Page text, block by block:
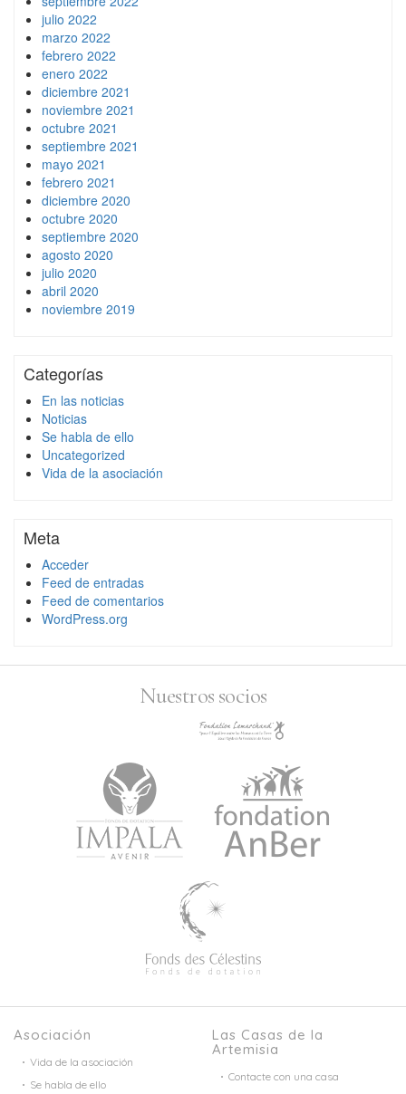
julio 2022
marzo 2022
febrero 2022
enero 2022
diciembre 2021
noviembre 2021
octubre 2021
septiembre 2021
mayo 2021
febrero 2021
diciembre 2020
octubre 2020
septiembre 2020
agosto 2020
julio 2020
abril 2020
noviembre 2019
Categorías
En las noticias
Noticias
Se habla de ello
Uncategorized
Vida de la asociación
Meta
Acceder
Feed de entradas
Feed de comentarios
WordPress.org
Nuestros socios
Asociación
Vida de la asociación
Se habla de ello
Las Casas de la
Artemisia
Contacte con una casa